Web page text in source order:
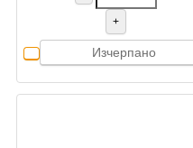
+
Изчерпано